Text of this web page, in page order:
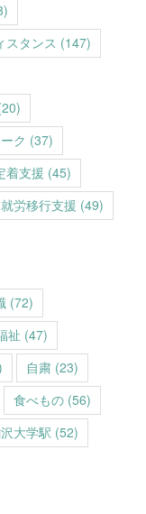
スタンス (147)
ク (37)
着支援 (45)
就労移行支援 (49)
(72)
祉 (47)
自粛 (23)
食べもの (56)
大学駅 (52)